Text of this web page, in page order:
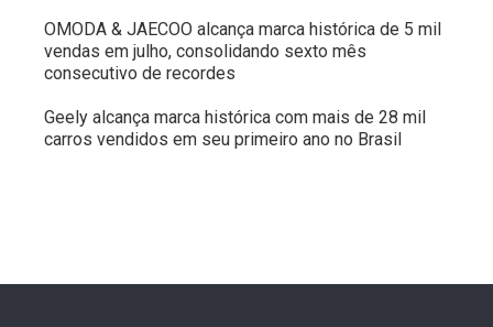
OMODA & JAECOO alcança marca histórica de 5 mil
vendas em julho, consolidando sexto mês
consecutivo de recordes
Geely alcança marca histórica com mais de 28 mil
carros vendidos em seu primeiro ano no Brasil